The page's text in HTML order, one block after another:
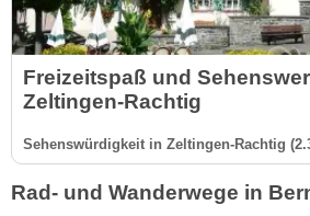
Freizeitspaß und
Zeltingen-Rachtig
Sehenswürdigkeit in Zeltingen-Rachtig
Rad- und Wanderwege in